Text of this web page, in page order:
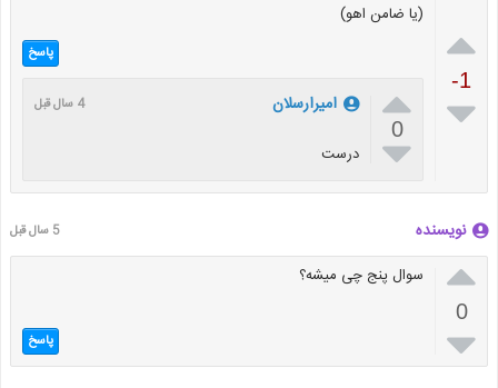

-1

(یا ضامن اهو)
پاسخ

0

امیرارسلان 4 سال قبل
درست
نویسنده 5 سال قبل

0

سوال پنج چی میشه؟
پاسخ